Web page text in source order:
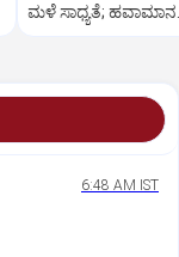
ಮಳೆ ಸಾಧ್ಯತೆ; ಹವಾಮಾನ
6:48 AM IST